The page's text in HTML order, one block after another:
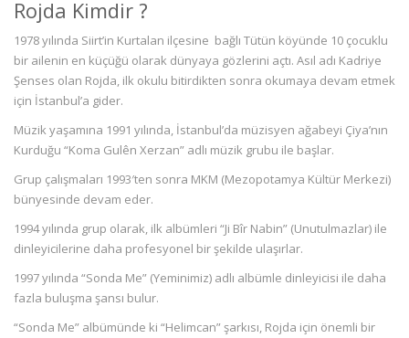
Rojda Kimdir ?
1978 yılında Siirt’in Kurtalan ilçesine bağlı Tütün köyünde 10 çocuklu
bir ailenin en küçüğü olarak dünyaya gözlerini açtı. Asıl adı Kadriye
Şenses olan Rojda, ilk okulu bitirdikten sonra okumaya devam etmek
için İstanbul’a gider.
Müzik yaşamına 1991 yılında, İstanbul’da müzisyen ağabeyi Çiya’nın
Kurduğu “Koma Gulên Xerzan” adlı müzik grubu ile başlar.
Grup çalışmaları 1993′ten sonra MKM (Mezopotamya Kültür Merkezi)
bünyesinde devam eder.
1994 yılında grup olarak, ilk albümleri “Ji Bîr Nabin” (Unutulmazlar) ile
dinleyicilerine daha profesyonel bir şekilde ulaşırlar.
1997 yılında “Sonda Me” (Yeminimiz) adlı albümle dinleyicisi ile daha
fazla buluşma şansı bulur.
“Sonda Me” albümünde ki “Helimcan” şarkısı, Rojda için önemli bir